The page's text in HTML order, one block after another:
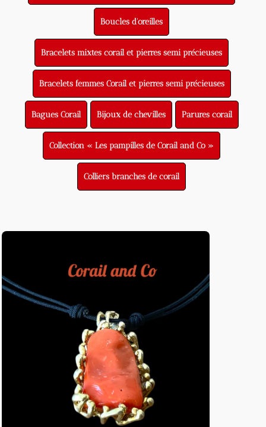
Boucles d'oreilles
Bracelets mixtes corail et pierres semi précieuses
Bracelets femmes Corail et pierres semi précieuses
Bagues Corail Bijoux de chevilles Parures corail
Collection « Les pampilles de Corail and Co »
Colliers branches de corail